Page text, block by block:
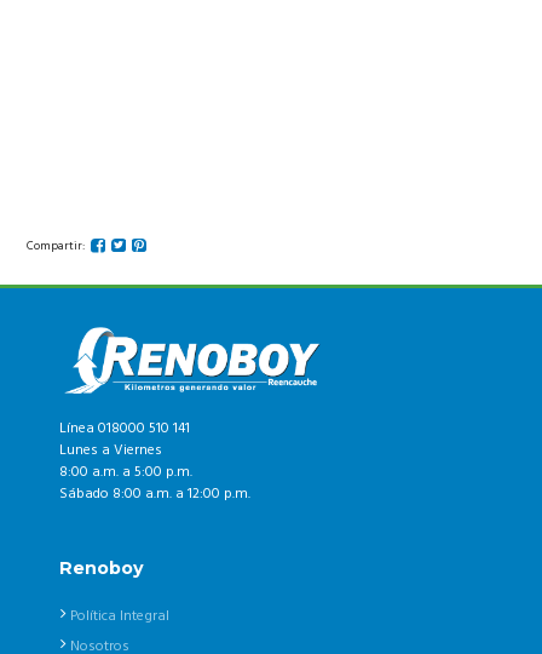
Compartir:
Línea 018000 510 141
Lunes a Viernes
8:00 a.m. a 5:00 p.m.
Sábado 8:00 a.m. a 12:00 p.m.
Renoboy
Política Integral
Nosotros